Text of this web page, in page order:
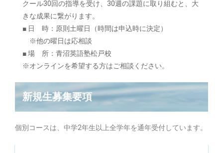
クール30回の指導を受け、30週の課題に取り組むと、大
きな成果に繋がります。
■ 日 時：原則土曜日（時間は申込時に決定）
※他の曜日は応相談
■ 場 所：青沼英語塾松戸校
※オンラインを希望する方はご相談ください。
新規生募集要項
個別コースは、中学2年生以上全学年を通年受付しています。